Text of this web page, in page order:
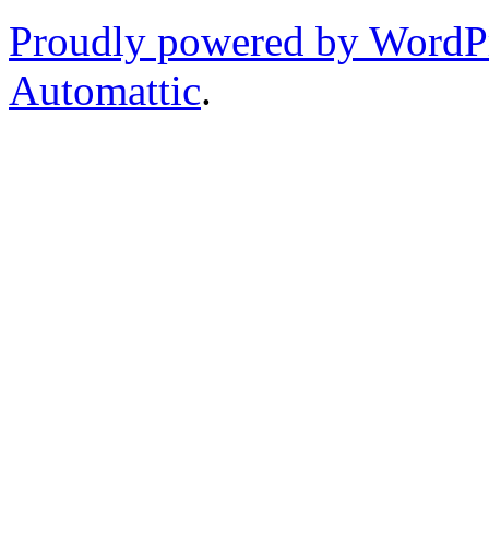
Proudly powered by
Automattic.